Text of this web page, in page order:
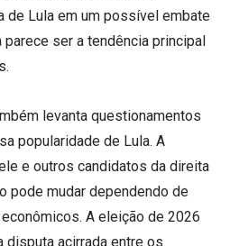
de Lula em um possível embate
ser a tendência principal
levanta questionamentos
popularidade de Lula. A
e outros candidatos da direita
pode mudar dependendo de
A eleição de 2026
disputa acirrada entre os